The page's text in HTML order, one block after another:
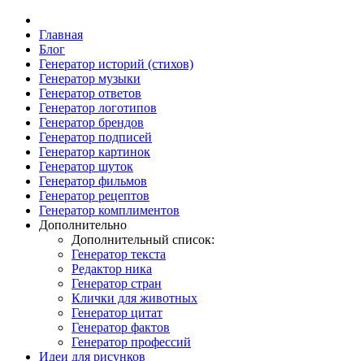
Главная
Блог
Генератор историй (стихов)
Генератор музыки
Генератор ответов
Генератор логотипов
Генератор брендов
Генератор подписей
Генератор картинок
Генератор шуток
Генератор фильмов
Генератор рецептов
Генератор комплиментов
Дополнительно
Дополнительный список:
Генератор текста
Редактор ника
Генератор стран
Клички для животных
Генератор цитат
Генератор фактов
Генератор профессий
Идеи для рисунков